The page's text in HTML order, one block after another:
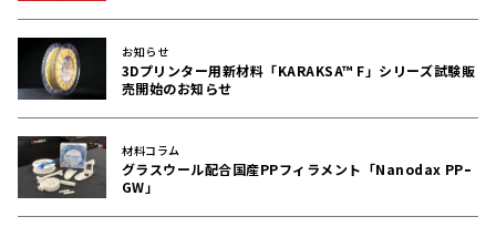
お知らせ
3Dプリンター用新材料「KARAKSA™ F」シリーズ試験販
売開始のお知らせ
材料コラム
グラスウール配合国産PPフィラメント「Nanodax PPｰ
GW」